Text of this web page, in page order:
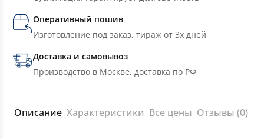
Оперативный пошив
Изготовление под заказ, тираж от 3х дней
Доставка и самовывоз
Производство в Москве, доставка по РФ
Описание Характеристики Все цены Отзывы (0)